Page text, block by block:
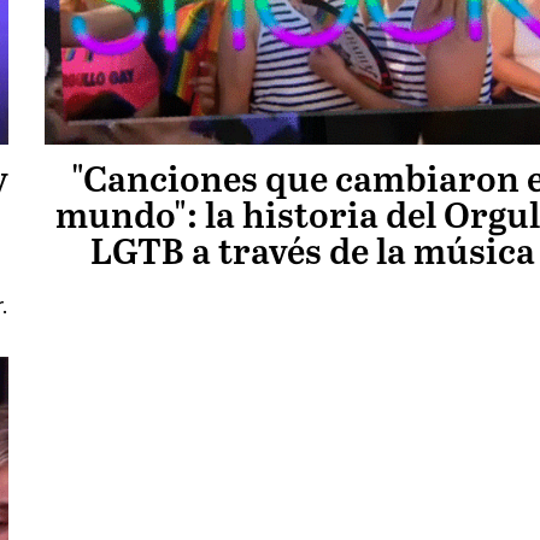
"Canciones que cambiaron
mundo": la historia del
LGTB a través de la música